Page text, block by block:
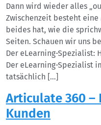
Dann wird wieder alles
Zwischenzeit besteht eine
beides hat, wie die
Seiten. Schauen wir uns
Der eLearning-Spezialist:
Der eLearning-Spezialist
tatsächlich […]
Articulate 360 –
Kunden